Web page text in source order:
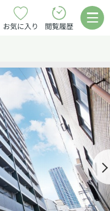
お気に入り 閲覧履歴